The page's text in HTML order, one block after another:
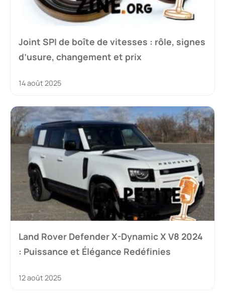
Joint SPI de boîte de vitesses : rôle, signes
d’usure, changement et prix
14 août 2025
Land Rover Defender X-Dynamic X V8 2024
: Puissance et Élégance Redéfinies
12 août 2025